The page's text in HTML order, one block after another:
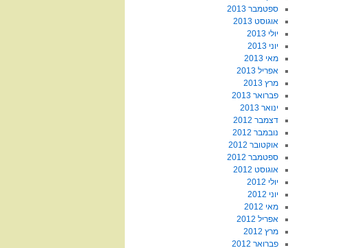
ספטמבר 2013
אוגוסט 2013
יולי 2013
יוני 2013
מאי 2013
אפריל 2013
מרץ 2013
פברואר 2013
ינואר 2013
דצמבר 2012
נובמבר 2012
אוקטובר 2012
ספטמבר 2012
אוגוסט 2012
יולי 2012
יוני 2012
מאי 2012
אפריל 2012
מרץ 2012
פברואר 2012